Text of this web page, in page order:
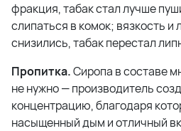
фракция, табак стал лучше
слипаться в комок; вязкость и
снизились, табак перестал
Пропитка.Сиропа в составе
не нужно — производитель
концентрацию, благодаря
насыщенный дым и отличный